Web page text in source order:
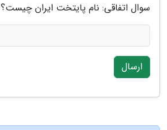
سوال اتفاقی: نام پایتخت ایران چیست؟
ارسال